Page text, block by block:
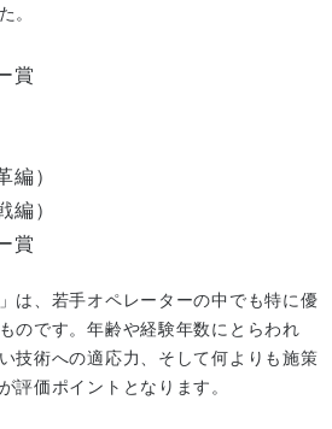
。
賞
編）
編）
賞
は、若手オペレーターの中でも特に優
のです。年齢や経験年数にとらわれ
技術への適応力、そして何よりも施策
評価ポイントとなります。